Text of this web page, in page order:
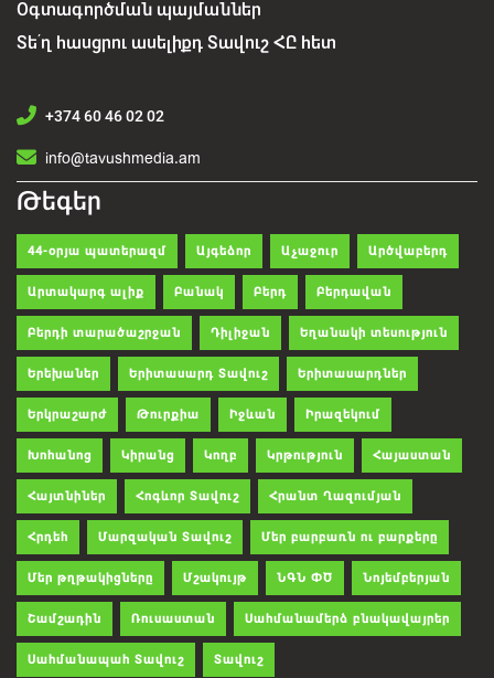
Օգտագործման պայմաններ
Տե՛ղ հասցրու ասելիքդ Տավուշ ՀԸ հետ
+374 60 46 02 02
info@tavushmedia.am
Թեգեր
44-օրյա պատերազմ Այգեձոր Աչաջուր Արծվաբերդ
Արտակարգ ալիք Բանակ Բերդ Բերդավան
Բերդի տարածաշրջան Դիլիջան Եղանակի տեսություն
Երեխաներ Երիտասարդ Տավուշ Երիտասարդներ
Երկրաշարժ Թուրքիա Իջևան Իրազեկում
Խոհանոց Կիրանց Կողբ Կրթություն Հայաստան
Հայտնիներ Հոգևոր Տավուշ Հրանտ Ղազումյան
Հրդեհ Մարզական Տավուշ Մեր բարբառն ու բարքերը
Մեր թղթակիցները Մշակույթ ՆԳՆ ՓԾ Նոյեմբերյան
Շամշադին Ռուսաստան Սահմանամերձ բնակավայրեր
Սահմանապահ Տավուշ Տավուշ